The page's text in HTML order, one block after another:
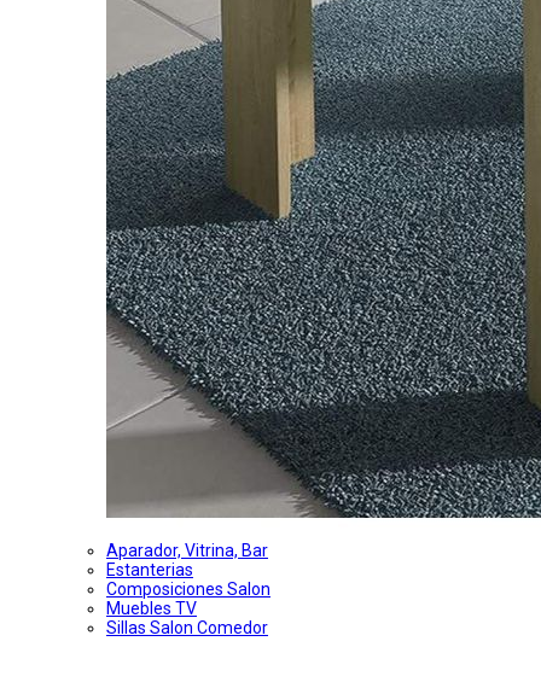
Aparador, Vitrina, Bar
Estanterias
Composiciones Salon
Muebles TV
Sillas Salon Comedor